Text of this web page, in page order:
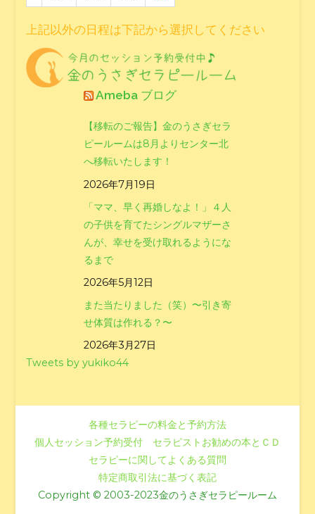
上記以外の日程は下記から選択してください
Ameba ブログ
【移転のご報告】金のうさぎセラ
ピールームは8月よりセンター北
へ移転いたします！
2026年7月19日
「ママ、早く再婚しなよ！」４人
の子供を育てたシングルマザーさ
んが、幸せを受け取れるようにな
るまで
2026年5月12日
また当たりました（笑）〜引き寄
せ体質は作れる？〜
2026年3月27日
Tweets by yukiko44
各種セラピーの料金と予約方法
個人セッション予約受付
セラピストお勧めの本とＣＤ
セラピーに関してよくある質問
特定商取引法に基づく表記
Copyright © 2003-2023金のうさぎセラピールーム